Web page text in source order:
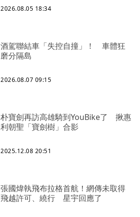
2026.08.05 18:34
酒駕聯結車「失控自撞」！ 車體狂
磨分隔島
2026.08.07 09:15
朴寶劍再訪高雄騎到YouBike了 揪惠
利朝聖「寶劍樹」合影
2025.12.08 20:51
張國煒執飛布拉格首航！網傳未取得
飛越許可、繞行 星宇回應了